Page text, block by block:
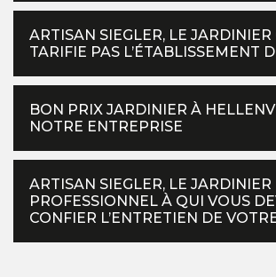
ARTISAN SIEGLER, LE JARDINIER
TARIFIE PAS L’ÉTABLISSEMENT
BON PRIX JARDINIER À
NOTRE ENTREPRISE
ARTISAN SIEGLER, LE JARDINIER
PROFESSIONNEL À QUI VOUS
CONFIER L’ENTRETIEN DE